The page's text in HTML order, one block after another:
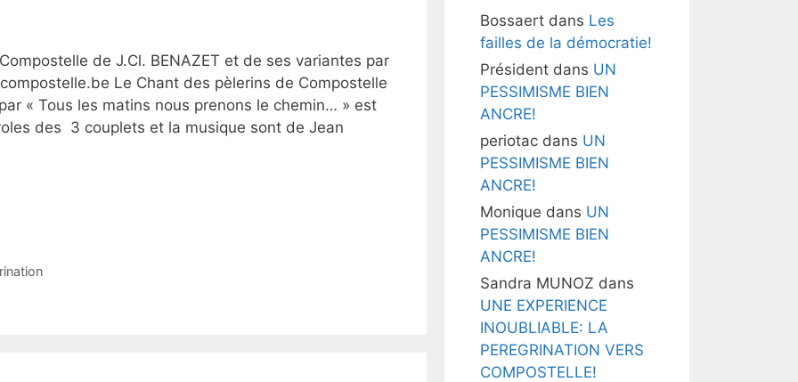
de J.Cl. BENAZET et de ses variantes par
Le Chant des pèlerins de Compostelle
« Tous les matins nous prenons le chemin… » est
des 3 couplets et la musique sont de Jean
Bossaert dans Les
failles de la démocratie!
Président dans UN
PESSIMISME BIEN
ANCRE!
periotac dans UN
PESSIMISME BIEN
ANCRE!
Monique dans UN
PESSIMISME BIEN
ANCRE!
Sandra MUNOZ dans
UNE EXPERIENCE
INOUBLIABLE: LA
PEREGRINATION VERS
COMPOSTELLE!